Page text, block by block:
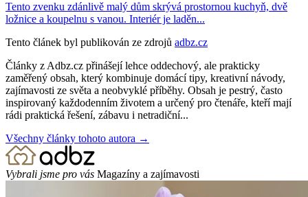
Tento zvenku zdánlivě malý dům skrývá prostornou kuchyň, dvě
ložnice a koupelnu s vanou. Interiér je laděn...
Tento článek byl publikován ze zdrojů adbz.cz
Články z Adbz.cz přinášejí lehce oddechový, ale prakticky
zaměřený obsah, který kombinuje domácí tipy, kreativní návody,
zajímavosti ze světa a neobvyklé příběhy. Obsah je pestrý, často
inspirovaný každodenním životem a určený pro čtenáře, kteří mají
rádi praktická řešení, zábavu i netradiční...
Všechny články tohoto autora →
Vybrali jsme pro vás Magazíny a zajímavosti